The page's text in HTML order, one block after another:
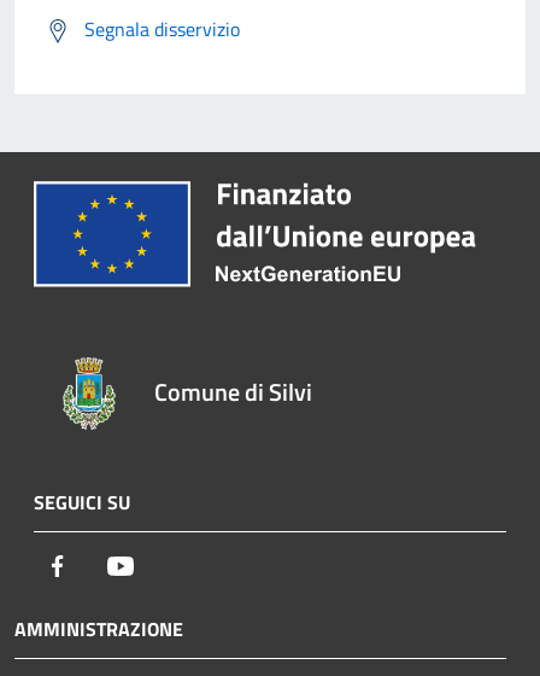
Segnala disservizio
Comune di Silvi
SEGUICI SU
Facebook
AMMINISTRAZIONE